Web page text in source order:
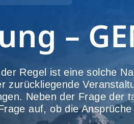
–
Regel ist eine solche
zurückliegende
Neben der Frage der
auf, ob die